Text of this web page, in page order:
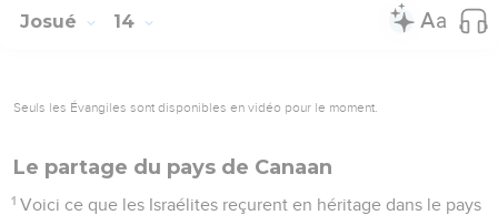
Josué 14
Seuls les Évangiles sont disponibles en vidéo pour le moment.
Le partage du pays de Canaan
1 Voici ce que les Israélites reçurent en héritage dans le pays